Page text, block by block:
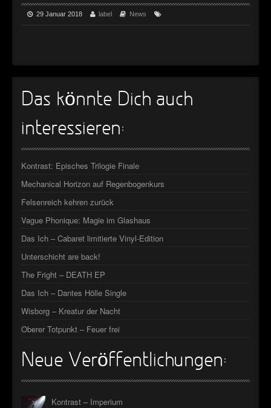
29 Januar 2018 label News
Das könnte Dich auch
interessieren:
Kontrast: Episches Trilogie Finale
Mechanical Horizon auf Regenbogenkurs
Felsenreich kehren zurück
Vague Phonique: Magie im Glashaus
Das Ich – Cabaret limitierte Vinyl-Edition
Unterschicht are back!
The Fright – DEATH EP
Das Ich – Dantes Hölle Single
Wisborg – Kreatur der Nacht
Oberer Totpunkt – Feuer frei
Neue Veröffentlichungen:
Kontrast – Imperium